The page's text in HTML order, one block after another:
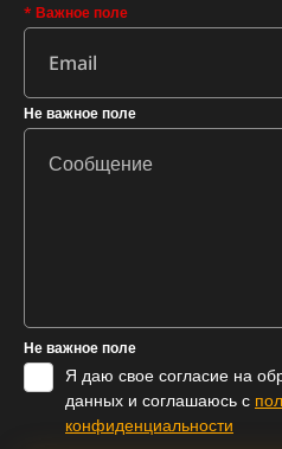
* Важное поле
Не важное поле
Не важное поле
Я даю свое согласие на
данных и соглашаюсь с
конфиденциальности